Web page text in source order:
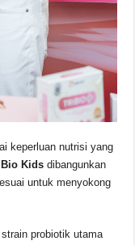
keperluan nutrisi yang
Kids dibangunkan
untuk menyokong
probiotik utama